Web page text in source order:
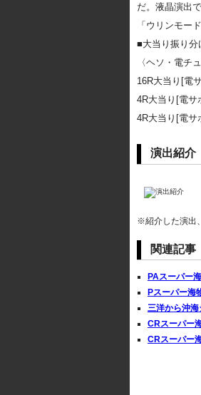
だ。液晶演出
「ウリンモー
■大当り振り分
〈ヘソ・電チ
16R大当り[電
4R大当り[電
4R大当り[電
演出紹介
※紹介した演出
関連記事
PAスーパー
Pスーパー海
三洋から沖海
CRスーパー
CRスーパー